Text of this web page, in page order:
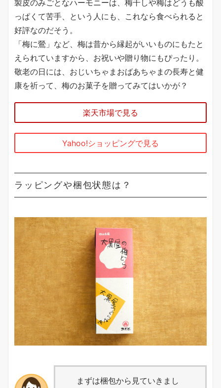
製皮のみごとなハーモニーは、梅干しや梅はどうも酸
っぱくて苦手、という人にも、これなら食べられると
好評なのだそう。
「梅に鶯」など、梅は昔から縁起がいいものにもたと
えられていますから、お祝いや贈り物にもぴったり。
敬老の日には、おじいちゃまおばあちゃまの長寿と健
康を祈って、梅のお菓子を贈ってみてはいかが？
楽天市場で見る
Yahoo!ショッピングで見る
ラッピングや梱包状態は？
まずは梱包から見ていきまし